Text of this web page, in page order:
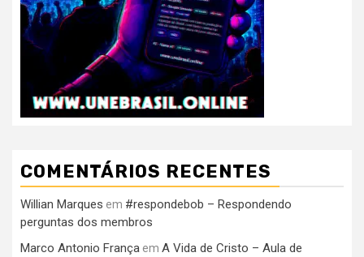
COMENTÁRIOS RECENTES
Willian Marques em #respondebob – Respondendo
perguntas dos membros
Marco Antonio França em A Vida de Cristo – Aula de